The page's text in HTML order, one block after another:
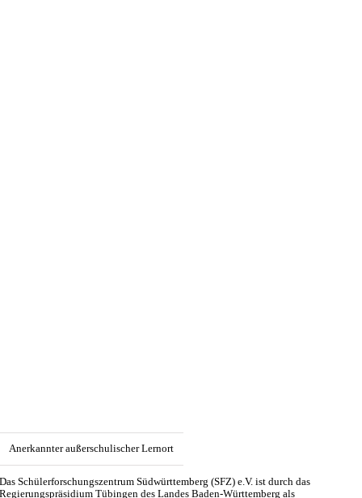
Anerkannter außerschulischer Lernort
Das Schülerforschungszentrum Südwürttemberg (SFZ) e.V. ist durch das
Regierungspräsidium Tübingen des Landes Baden-Württemberg als